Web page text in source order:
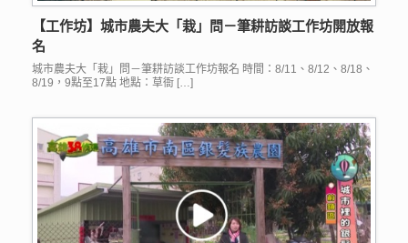
【工作坊】城市農夫大「栽」問－筆耕訪談工作坊開放報
名
城市農夫大「栽」問－筆耕訪談工作坊報名 時間：8/11、8/12、8/18、
8/19，9點至17點 地點：草衙 […]